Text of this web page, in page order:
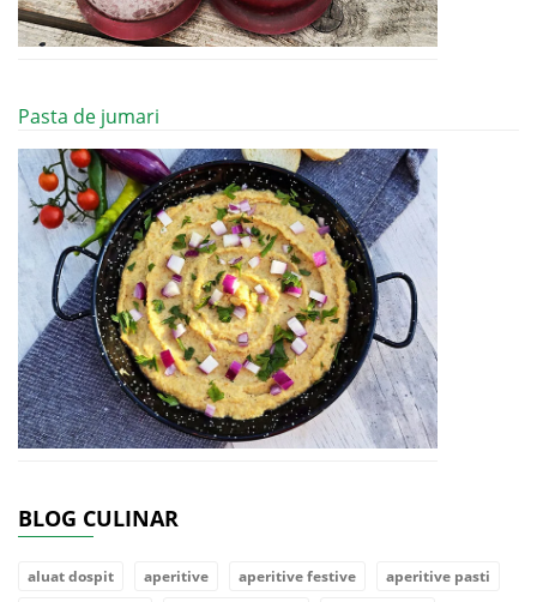
Pasta de jumari
BLOG CULINAR
aluat dospit aperitive aperitive festive
aperitive pasti